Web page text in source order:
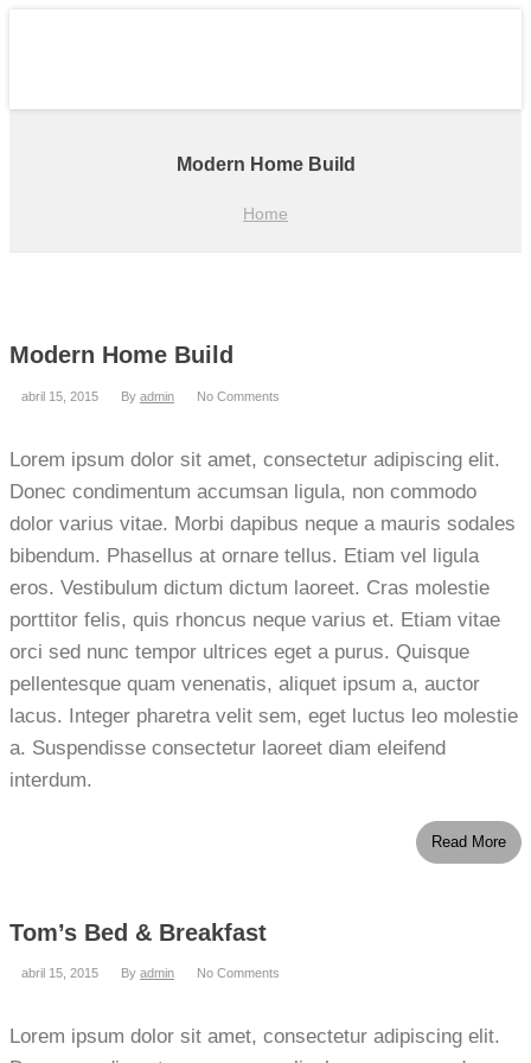
Modern Home Build
Home
Modern Home Build
abril 15, 2015 By admin No Comments
Lorem ipsum dolor sit amet, consectetur adipiscing elit.
Donec condimentum accumsan ligula, non commodo
dolor varius vitae. Morbi dapibus neque a mauris sodales
bibendum. Phasellus at ornare tellus. Etiam vel ligula
eros. Vestibulum dictum dictum laoreet. Cras molestie
porttitor felis, quis rhoncus neque varius et. Etiam vitae
orci sed nunc tempor ultrices eget a purus. Quisque
pellentesque quam venenatis, aliquet ipsum a, auctor
lacus. Integer pharetra velit sem, eget luctus leo molestie
a. Suspendisse consectetur laoreet diam eleifend
interdum.
Read More
Tom’s Bed & Breakfast
abril 15, 2015 By admin No Comments
Lorem ipsum dolor sit amet, consectetur adipiscing elit.